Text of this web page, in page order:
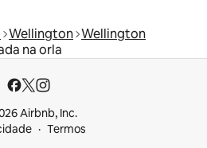
Wellington Wellington
na orla
Airbnb, Inc.
Termos